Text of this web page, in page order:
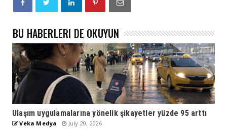
BU HABERLERI DE OKUYUN
Ulaşım uygulamalarına yönelik şikayetler yüzde 95 arttı
Veka Medya July 20, 2026